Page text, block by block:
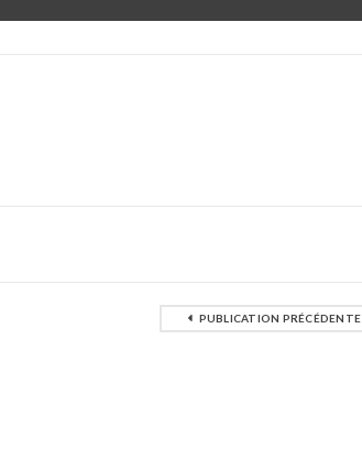
PUBLICATION PRÉCÉDENTE